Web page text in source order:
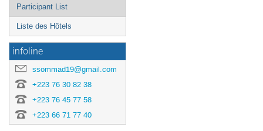
Participant List
Liste des Hôtels
infoline
ssommad19@gmail.com
+223 76 30 82 38
+223 76 45 77 58
+223 66 71 77 40